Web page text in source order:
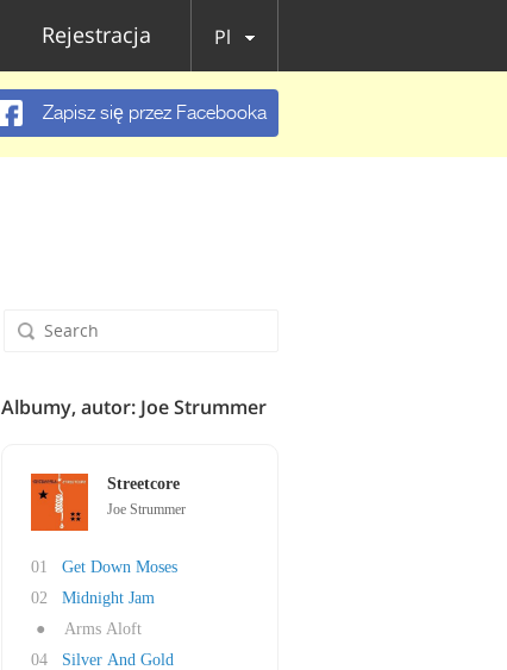
Rejestracja Pl
Zapisz się przez Facebooka
Albumy, autor: Joe Strummer
Streetcore
Joe Strummer
01
Get Down Moses
02
Midnight Jam
●
Arms Aloft
04
Silver And Gold